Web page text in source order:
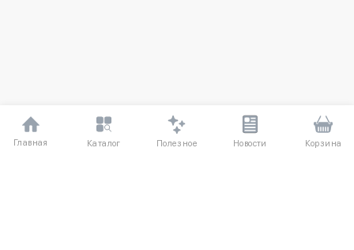
Главная Каталог Полезное Новости Корзина